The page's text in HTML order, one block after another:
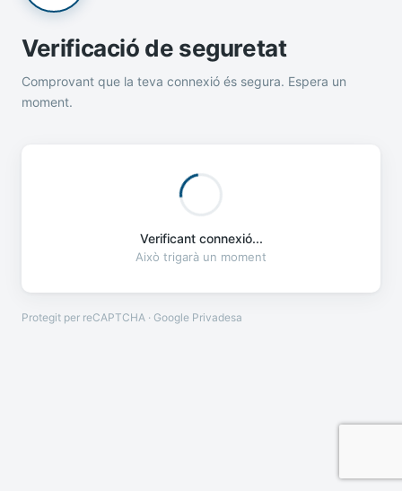
Verificació de seguretat
Comprovant que la teva connexió és segura. Espera un
moment.
Verificant connexió...
Això trigarà un moment
Protegit per reCAPTCHA · Google Privadesa